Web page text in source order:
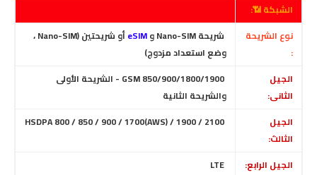
الشبكة 📶:
نوع الشريحة
:
شريحة Nano-SIM و eSIM
أو شريحتين (Nano-SIM ،
وضع استعداد مزدوج)
الجيل
الثانى:
GSM 850/900/1800/1900 - الشريحة الأولى
والشريحة الثانية
الجيل
الثالث:
الجيل الرابع:
LTE